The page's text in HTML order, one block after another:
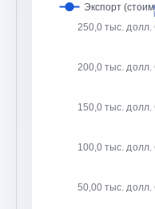
50,00 тыс.
100,0 тыс.
150,0 тыс.
200,0 тыс.
250,0 тыс.
Экспорт